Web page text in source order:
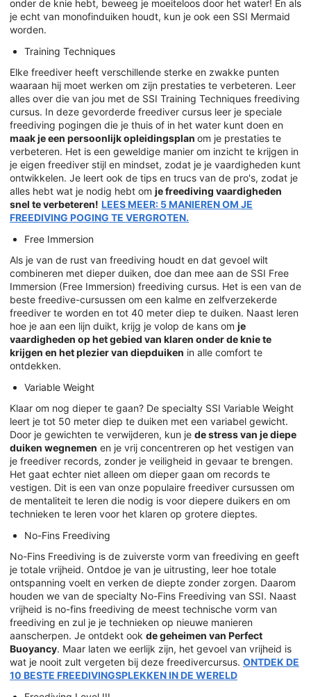
onder de knie hebt, beweeg je moeiteloos door het water! En als
je echt van monofinduiken houdt, kun je ook een SSI Mermaid
worden.
Training Techniques
Elke freediver heeft verschillende sterke en zwakke punten
waaraan hij moet werken om zijn prestaties te verbeteren. Leer
alles over die van jou met de SSI Training Techniques freediving
cursus. In deze gevorderde freediver cursus leer je speciale
freediving pogingen die je thuis of in het water kunt doen en
maak je een persoonlijk opleidingsplan om je prestaties te
verbeteren. Het is een geweldige manier om inzicht te krijgen in
je eigen freediver stijl en mindset, zodat je je vaardigheden kunt
ontwikkelen. Je leert ook de tips en trucs van de pro's, zodat je
alles hebt wat je nodig hebt om je freediving vaardigheden
snel te verbeteren! LEES MEER: 5 MANIEREN OM JE
FREEDIVING POGING TE VERGROTEN.
Free Immersion
Als je van de rust van freediving houdt en dat gevoel wilt
combineren met dieper duiken, doe dan mee aan de SSI Free
Immersion (Free Immersion) freediving cursus. Het is een van de
beste freedive-cursussen om een kalme en zelfverzekerde
freediver te worden en tot 40 meter diep te duiken. Naast leren
hoe je aan een lijn duikt, krijg je volop de kans om je
vaardigheden op het gebied van klaren onder de knie te
krijgen en het plezier van diepduiken in alle comfort te
ontdekken.
Variable Weight
Klaar om nog dieper te gaan? De specialty SSI Variable Weight
leert je tot 50 meter diep te duiken met een variabel gewicht.
Door je gewichten te verwijderen, kun je de stress van je diepe
duiken wegnemen en je vrij concentreren op het vestigen van
je freediver records, zonder je veiligheid in gevaar te brengen.
Het gaat echter niet alleen om dieper gaan om records te
vestigen. Dit is een van onze populaire freediver cursussen om
de mentaliteit te leren die nodig is voor diepere duikers en om
technieken te leren voor het klaren op grotere dieptes.
No-Fins Freediving
No-Fins Freediving is de zuiverste vorm van freediving en geeft
je totale vrijheid. Ontdoe je van je uitrusting, leer hoe totale
ontspanning voelt en verken de diepte zonder zorgen. Daarom
houden we van de specialty No-Fins Freediving van SSI. Naast
vrijheid is no-fins freediving de meest technische vorm van
freediving en zul je je technieken op nieuwe manieren
aanscherpen. Je ontdekt ook de geheimen van Perfect
Buoyancy. Maar laten we eerlijk zijn, het gevoel van vrijheid is
wat je nooit zult vergeten bij deze freedivercursus. ONTDEK DE
10 BESTE FREEDIVINGSPLEKKEN IN DE WERELD